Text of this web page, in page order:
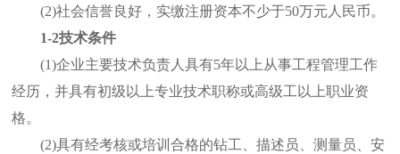
(2)社会信誉良好，实缴注册资本不少于50万元人民币。
1-2技术条件
(1)企业主要技术负责人具有5年以上从事工程管理工作
经历，并具有初级以上专业技术职称或高级工以上职业资
格。
(2)具有经考核或培训合格的钻工、描述员、测量员、安